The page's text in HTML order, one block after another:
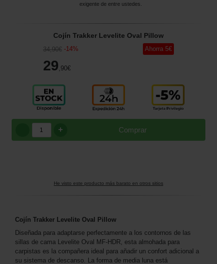
exigente de entre ustedes.
Cojín Trakker Levelite Oval Pillow
34,90€ -14%
29 ,90€
Ahorra 5€
Comprar
+
He visto este producto más barato en otros sitios
Cojín Trakker Levelite Oval Pillow
Diseñada para adaptarse perfectamente a los contornos de las
sillas de cama Levelite Oval MF-HDR, esta almohada para
carpistas es la compañera ideal para añadir un confort adicional a
su sistema de descanso. La forma de media luna está